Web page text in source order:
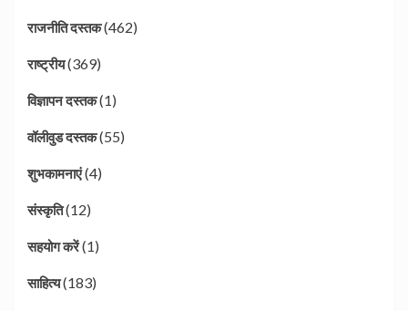
राजनीति दस्तक(462)
राष्ट्रीय(369)
विज्ञापन दस्तक(1)
वॉलीवुड दस्तक(55)
शुभकामनाएं(4)
संस्कृति(12)
सहयोग करें(1)
साहित्य(183)